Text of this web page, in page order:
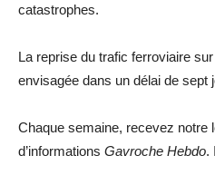
catastrophes.
La reprise du trafic ferroviaire
envisagée dans un délai de sept
Chaque semaine, recevez notre
d’informations Gavroche Hebdo.